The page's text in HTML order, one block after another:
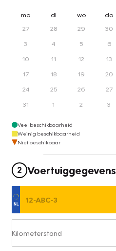
ma di wo do
27
28 29 30
3
4 5 6
10
11 12 13
17
18 19 20
24
25 26 27
31
1 2 3
Veel beschikbaarheid
Weinig beschikbaarheid
Niet beschikbaar
2 Voertuiggegevens
Kilometerstand